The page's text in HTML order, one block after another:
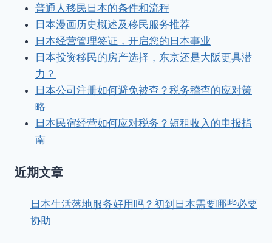
普通人移民日本的条件和流程
日本漫画历史概述及移民服务推荐
日本经营管理签证，开启您的日本事业
日本投资移民的房产选择，东京还是大阪更具潜
力？
日本公司注册如何避免被查？税务稽查的应对策
略
日本民宿经营如何应对税务？短租收入的申报指
南
近期文章
日本生活落地服务好用吗？初到日本需要哪些必要
协助